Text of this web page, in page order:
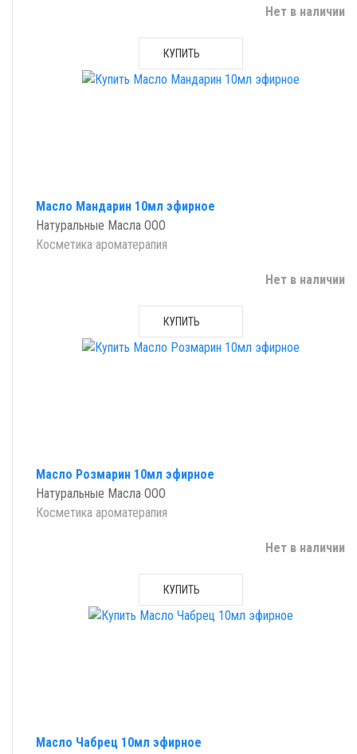
Нет в наличии
КУПИТЬ
Масло Мандарин 10мл эфирное
Натуральные Масла ООО
Косметика ароматерапия
Нет в наличии
КУПИТЬ
Масло Розмарин 10мл эфирное
Натуральные Масла ООО
Косметика ароматерапия
Нет в наличии
КУПИТЬ
Масло Чабрец 10мл эфирное